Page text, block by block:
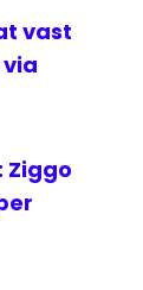
vast
Ziggo